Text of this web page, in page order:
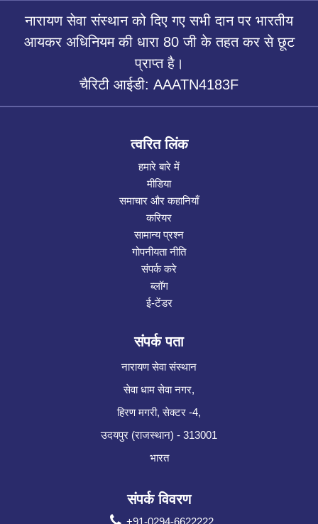
नारायण सेवा संस्थान को दिए गए सभी दान पर भारतीय
आयकर अधिनियम की धारा 80 जी के तहत कर से छूट
प्राप्त है।
चैरिटी आईडी: AAATN4183F
त्वरित लिंक
हमारे बारे में
मीडिया
समाचार और कहानियाँ
करियर
सामान्य प्रश्न
गोपनीयता नीति
संपर्क करे
ब्लॉग
ई-टेंडर
संपर्क पता
नारायण सेवा संस्थान
सेवा धाम सेवा नगर,
हिरण मगरी, सेक्टर -4,
उदयपुर (राजस्थान) - 313001
भारत
संपर्क विवरण